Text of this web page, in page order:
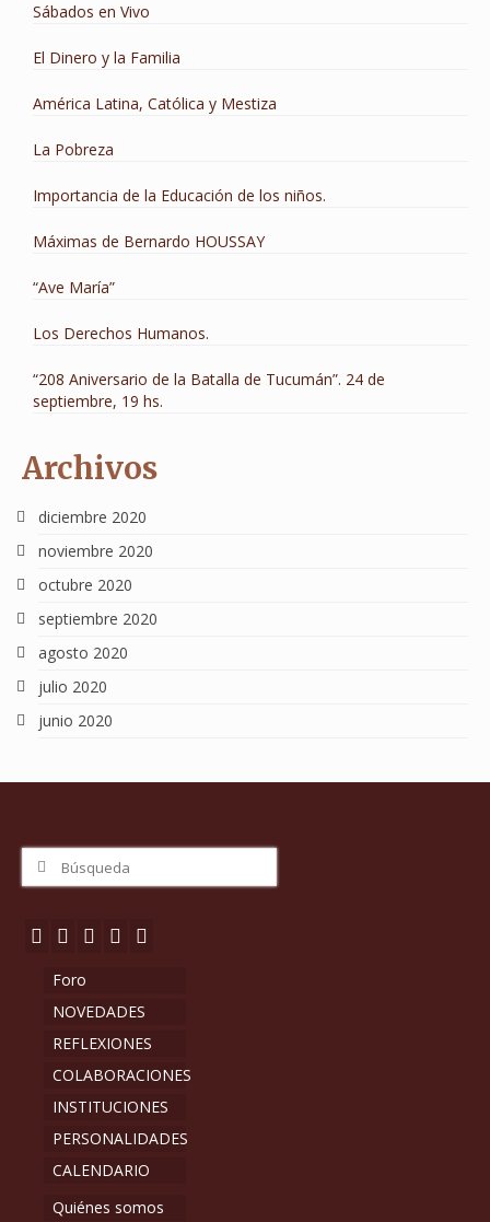
Sábados en Vivo
El Dinero y la Familia
América Latina, Católica y Mestiza
La Pobreza
Importancia de la Educación de los niños.
Máximas de Bernardo HOUSSAY
“Ave María”
Los Derechos Humanos.
“208 Aniversario de la Batalla de Tucumán”. 24 de
septiembre, 19 hs.
Archivos
diciembre 2020
noviembre 2020
octubre 2020
septiembre 2020
agosto 2020
julio 2020
junio 2020
Buscar
por:
Foro
NOVEDADES
REFLEXIONES
COLABORACIONES
INSTITUCIONES
PERSONALIDADES
CALENDARIO
Quiénes somos